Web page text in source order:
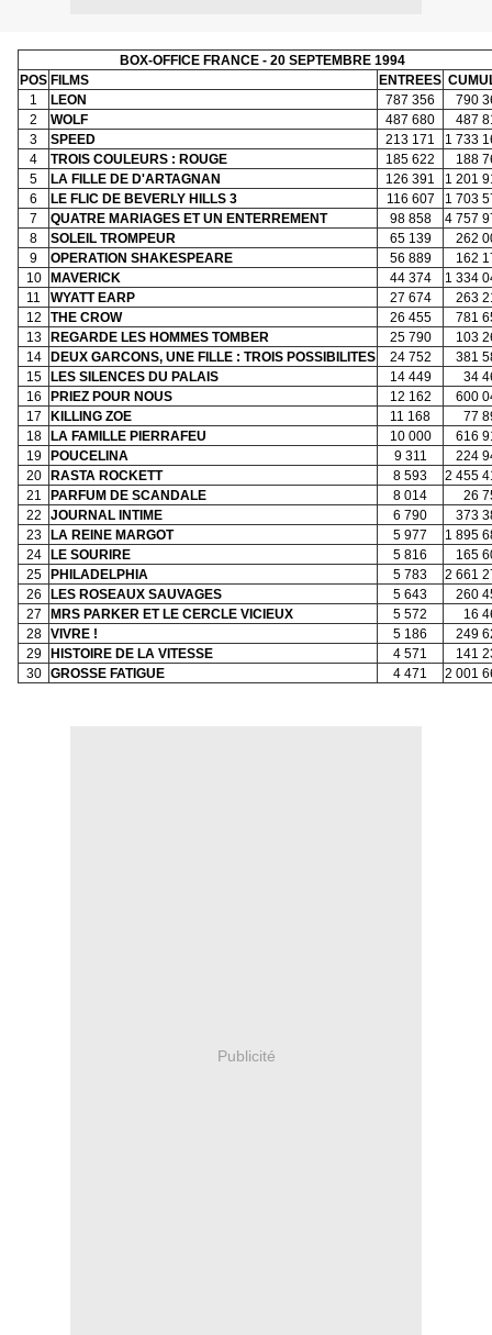
BOX-OFFICE FRANCE - 20 SEPTEMBRE 1994
POS FILMS ENTREES
1
LEON 787 356
790
2
WOLF 487 680
487
3
SPEED 213 171
1 733
4
TROIS COULEURS : ROUGE 185 622
188
5
LA FILLE DE D'ARTAGNAN 126 391
1 201
6
LE FLIC DE BEVERLY HILLS 3 116 607
1 703
7
QUATRE MARIAGES ET UN ENTERREMENT 98 858
4 757
8
SOLEIL TROMPEUR 65 139
262
9
OPERATION SHAKESPEARE 56 889
162
10
MAVERICK 44 374
1 334
11
WYATT EARP 27 674
263
12
THE CROW 26 455
781
13
REGARDE LES HOMMES TOMBER 25 790
103
14
DEUX GARCONS, UNE FILLE : TROIS POSSIBILITES 24 752
381
15
LES SILENCES DU PALAIS 14 449
34
16
PRIEZ POUR NOUS 12 162
600
17
KILLING ZOE 11 168
77
18
LA FAMILLE PIERRAFEU 10 000
616
19
POUCELINA 9 311
224
20
RASTA ROCKETT 8 593
2 455
21
PARFUM DE SCANDALE 8 014
26
22
JOURNAL INTIME 6 790
373
23
LA REINE MARGOT 5 977
1 895
24
LE SOURIRE 5 816
165
25
PHILADELPHIA 5 783
2 661
26
LES ROSEAUX SAUVAGES 5 643
260
27
MRS PARKER ET LE CERCLE VICIEUX 5 572
16
28
VIVRE ! 5 186
249
29
HISTOIRE DE LA VITESSE 4 571
141
30
GROSSE FATIGUE 4 471 2 001
Publicité